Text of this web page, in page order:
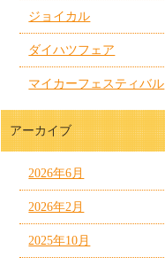
ジョイカル
ダイハツフェア
マイカーフェスティバル
アーカイブ
2026年6月
2026年2月
2025年10月